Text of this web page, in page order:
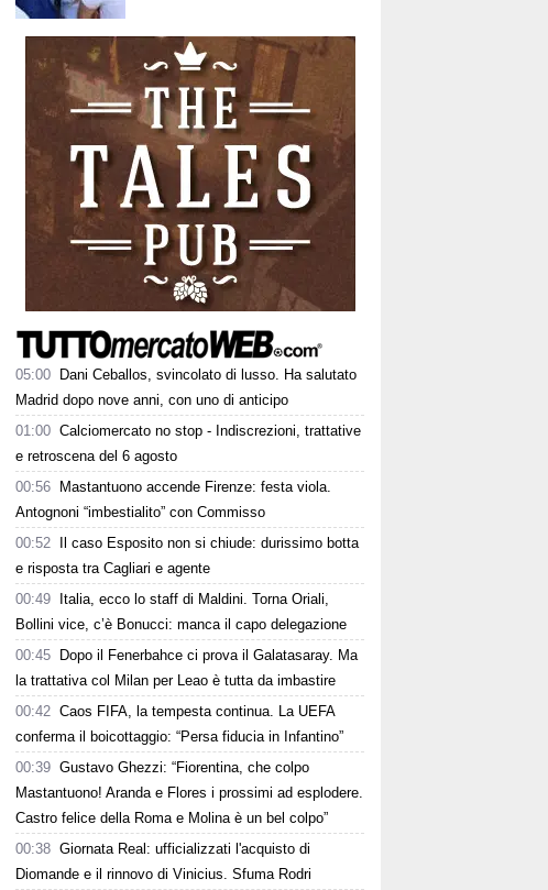
05:00
Dani Ceballos, svincolato di lusso. Ha salutato
Madrid dopo nove anni, con uno di anticipo
01:00 Calciomercato no stop - Indiscrezioni, trattative
e retroscena del 6 agosto
00:56
Mastantuono accende Firenze: festa viola.
Antognoni “imbestialito” con Commisso
00:52
Il caso Esposito non si chiude: durissimo botta
e risposta tra Cagliari e agente
00:49
Italia, ecco lo staff di Maldini. Torna Oriali,
Bollini vice, c’è Bonucci: manca il capo delegazione
00:45
Dopo il Fenerbahce ci prova il Galatasaray. Ma
la trattativa col Milan per Leao è tutta da imbastire
00:42 Caos FIFA, la tempesta continua. La UEFA
conferma il boicottaggio: “Persa fiducia in Infantino”
00:39 Gustavo Ghezzi: “Fiorentina, che colpo
Mastantuono! Aranda e Flores i prossimi ad esplodere.
Castro felice della Roma e Molina è un bel colpo”
00:38 Giornata Real: ufficializzati l'acquisto di
Diomande e il rinnovo di Vinicius. Sfuma Rodri